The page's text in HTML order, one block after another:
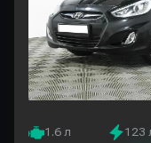
1.6 л 123